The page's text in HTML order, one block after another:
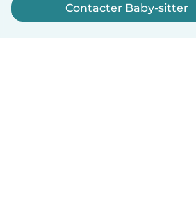
Contacter Baby-sitter